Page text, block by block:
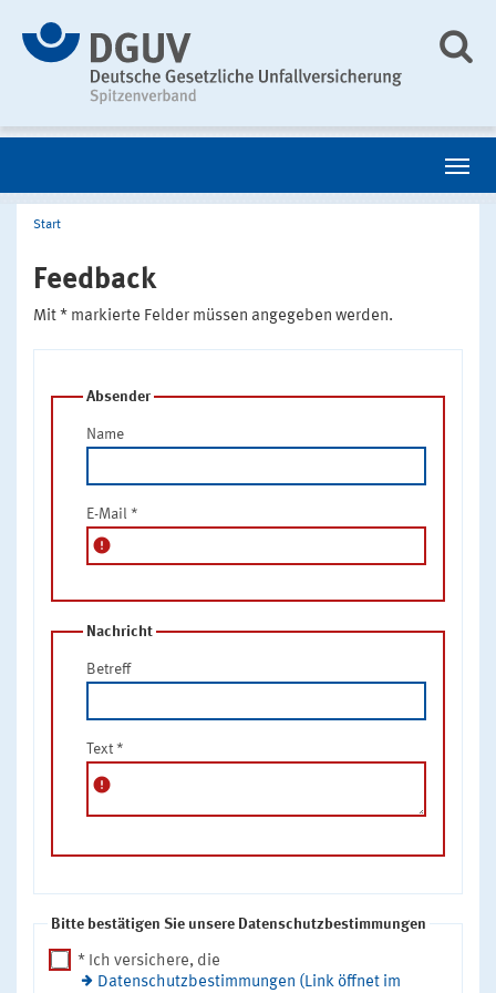
Start
Feedback
Mit * markierte Felder müssen angegeben werden.
Absender
Name
E-Mail *
error
Nachricht
Betreff
Text *
error
Bitte bestätigen Sie unsere Datenschutzbestimmungen
* Ich versichere, die
Datenschutzbestimmungen (Link öffnet im